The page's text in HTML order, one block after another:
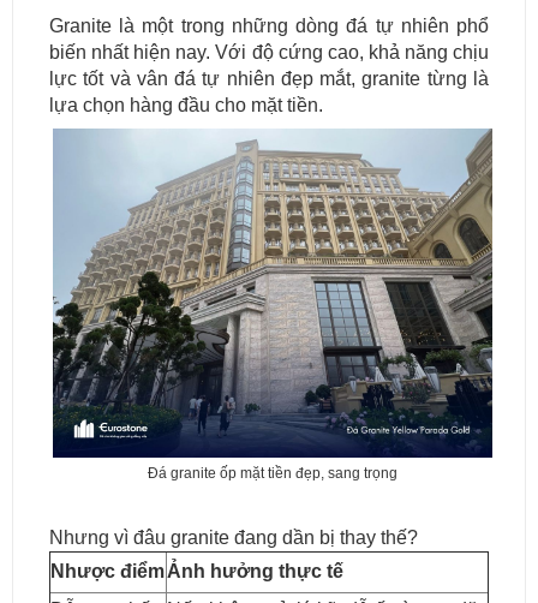
Granite là một trong những dòng đá tự nhiên phổ
biến nhất hiện nay. Với độ cứng cao, khả năng chịu
lực tốt và vân đá tự nhiên đẹp mắt, granite từng là
lựa chọn hàng đầu cho mặt tiền.
Đá granite ốp mặt tiền đẹp, sang trọng
Nhưng vì đâu granite đang dần bị thay thế?
Nhược điểmẢnh hưởng thực tế